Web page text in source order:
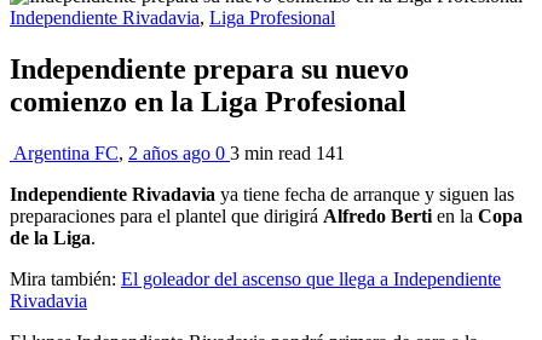
Independiente Rivadavia, Liga Profesional
Independiente prepara su nuevo
comienzo en la Liga Profesional
Argentina FC, 2 años ago 0 3 min read 141
Independiente Rivadavia ya tiene fecha de arranque y siguen las
preparaciones para el plantel que dirigirá Alfredo Berti en la Copa
de la Liga.
Mira también: El goleador del ascenso que llega a Independiente
Rivadavia